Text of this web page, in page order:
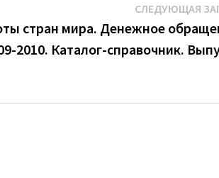
СЛЕДУЮЩАЯ
стран мира. Денежное
2010. Каталог-справочник.